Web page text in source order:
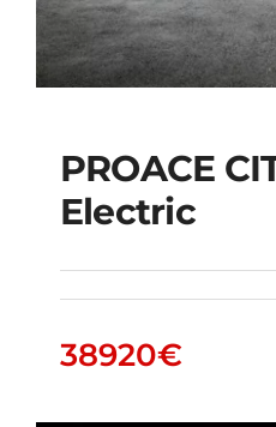
PROACE
PROACE
Electric
38920€